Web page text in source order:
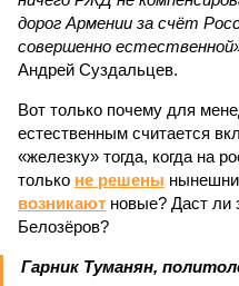
дорог Армении за счёт
совершенно
Андрей Суздальцев.
Вот только почему для
естественным считается
«железку» тогда, когда на
только не решены
возникают новые? Даст ли
Белозёров?
Гарник Туманян,